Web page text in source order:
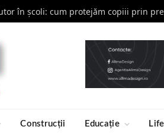
în școli: cum protejăm copiii prin
Construcții Educație